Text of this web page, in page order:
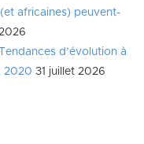
africaines) peuvent-
d’évolution à
2020 31 juillet 2026